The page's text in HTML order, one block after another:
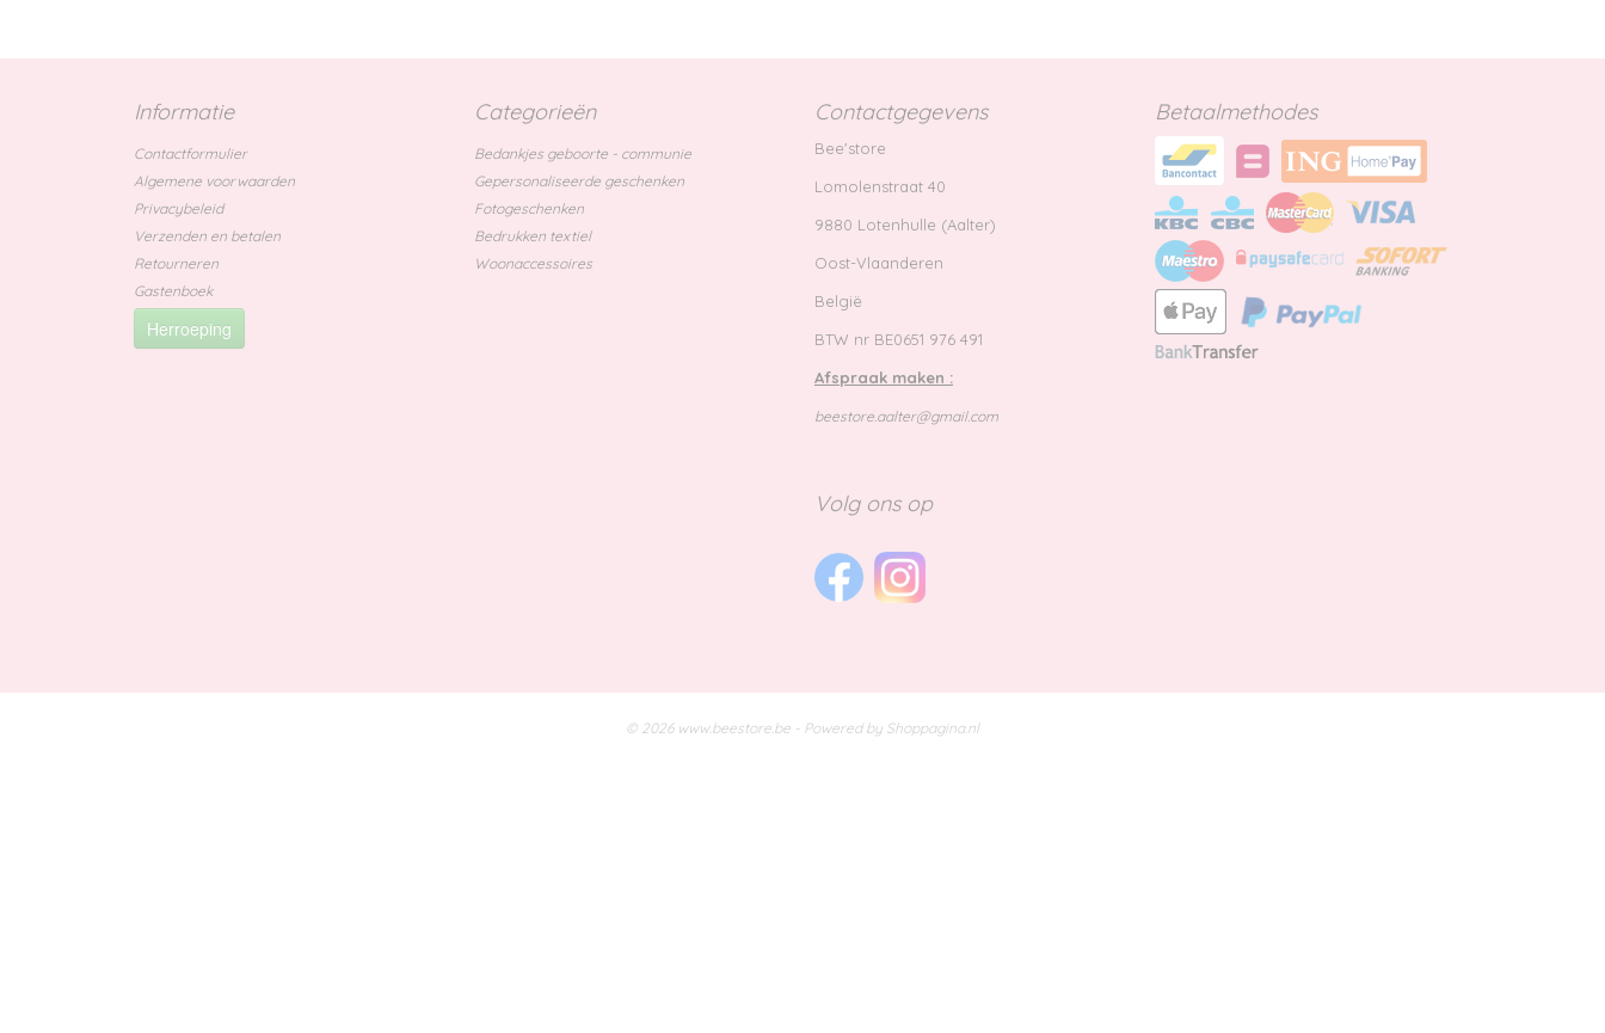
Informatie
Contactformulier
Algemene voorwaarden
Privacybeleid
Verzenden en betalen
Retourneren
Gastenboek
Herroeping
Categorieën
Bedankjes geboorte - communie
Gepersonaliseerde geschenken
Fotogeschenken
Bedrukken textiel
Woonaccessoires
Contactgegevens
Bee'store
Lomolenstraat 40
9880 Lotenhulle (Aalter)
Oost-Vlaanderen
België
BTW nr BE0651 976 491
Afspraak maken :
beestore.aalter@gmail.com
Volg ons op
Betaalmethodes
© 2026 www.beestore.be - Powered by Shoppagina.nl